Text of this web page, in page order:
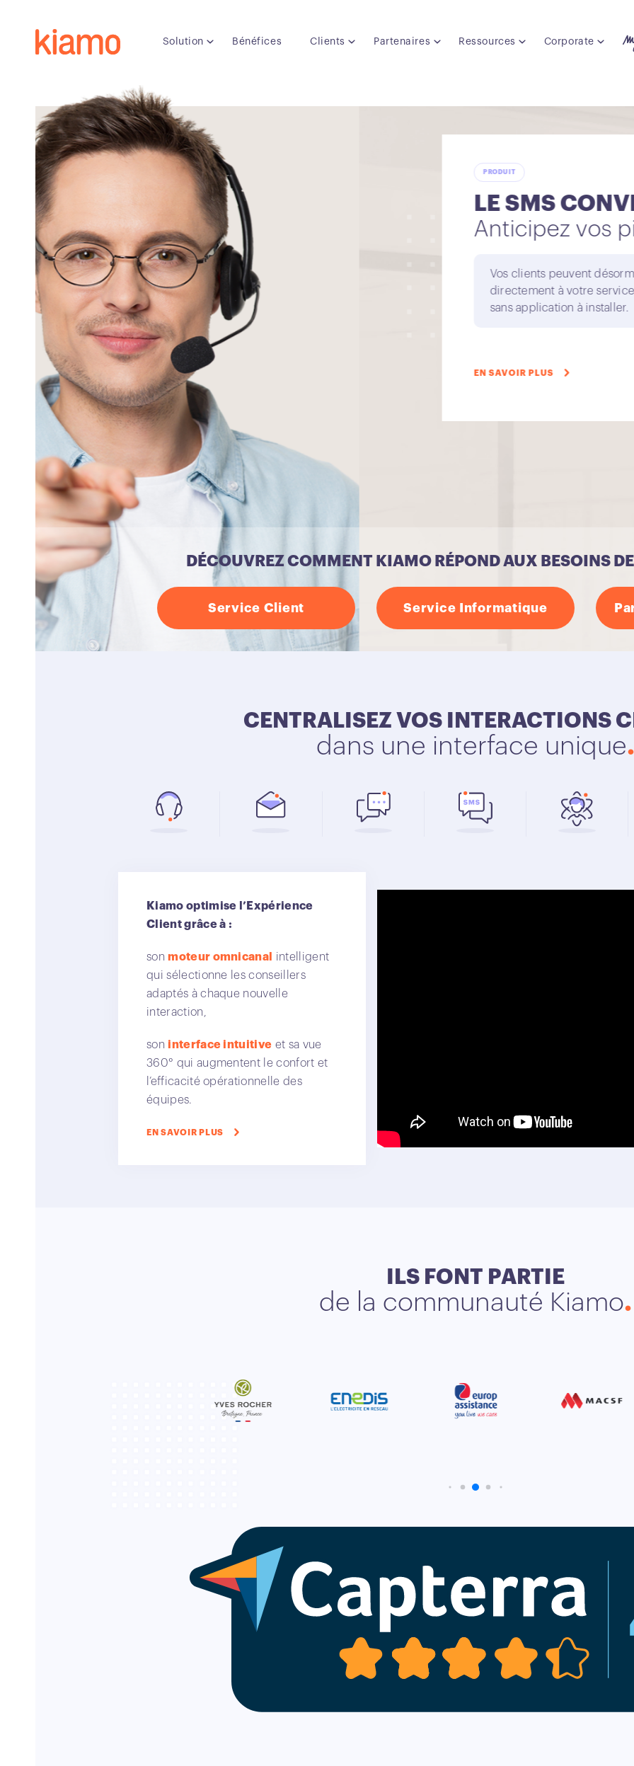
Solution Bénéfices Clients Partenaires Ressources Corporate
PRODUIT
LE SMS CONVERSATIONNEL
Anticipez vos pics d'appels
Vos clients peuvent désormais envoyer des SMS
directement à votre service client, sur le même numéro,
sans application à installer.
EN SAVOIR PLUS
DÉCOUVREZ COMMENT KIAMO RÉPOND AUX BESOINS
Service Client Service Informatique
CENTRALISEZ VOS INTERACTIONS
dans une interface unique
Kiamo optimise l’Expérience
Client grâce à :
sonmoteur omnicanal
intelligent
qui sélectionne les conseillers
adaptés à chaque nouvelle
interaction,
soninterface intuitive et sa vue
360° qui augmentent le confort et
l’efficacité opérationnelle des
équipes.
EN SAVOIR PLUS
ILS FONT PARTIE
de la communauté Kiamo